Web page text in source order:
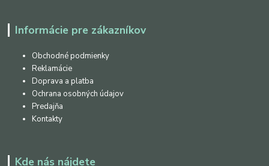
Informácie pre zákazníkov
Obchodné podmienky
Reklamácie
Doprava a platba
Ochrana osobných údajov
Predajňa
Kontakty
Kde nás nájdete